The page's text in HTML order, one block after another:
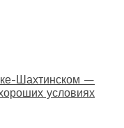
Шахтинском —
условиях